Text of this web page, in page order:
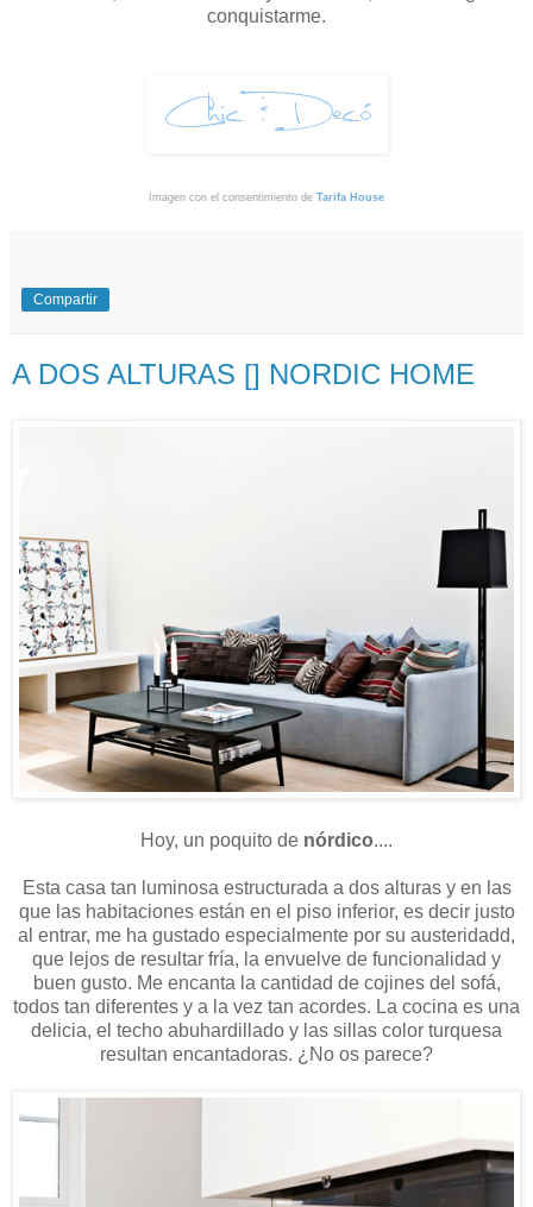
conquistarme.
Imagen con el consentimiento de Tarifa House
Compartir
A DOS ALTURAS [] NORDIC HOME
Hoy, un poquito de nórdico....
Esta casa tan luminosa estructurada a dos alturas y en las
que las habitaciones están en el piso inferior, es decir justo
al entrar, me ha gustado especialmente por su austeridadd,
que lejos de resultar fría, la envuelve de funcionalidad y
buen gusto. Me encanta la cantidad de cojines del sofá,
todos tan diferentes y a la vez tan acordes. La cocina es una
delicia, el techo abuhardillado y las sillas color turquesa
resultan encantadoras. ¿No os parece?